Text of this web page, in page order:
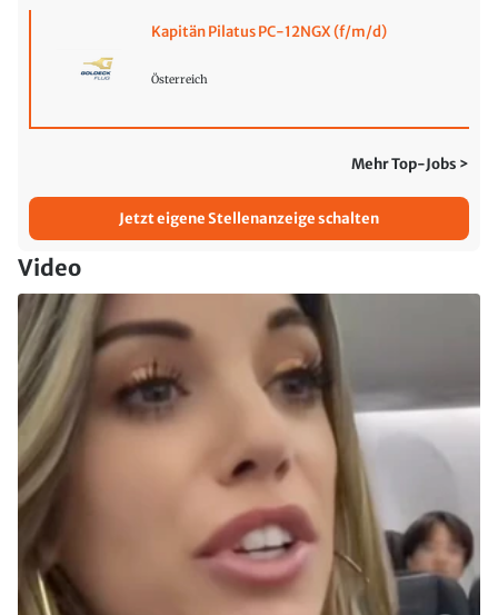
Kapitän Pilatus PC-12NGX (f/m/d)
Österreich
Mehr Top-Jobs >
Jetzt eigene Stellenanzeige schalten
Video